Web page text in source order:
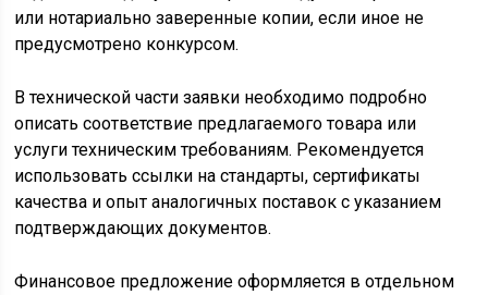
или нотариально заверенные копии, если иное не
предусмотрено конкурсом.
В технической части заявки необходимо подробно
описать соответствие предлагаемого товара или
услуги техническим требованиям. Рекомендуется
использовать ссылки на стандарты, сертификаты
качества и опыт аналогичных поставок с указанием
подтверждающих документов.
Финансовое предложение оформляется в отдельном